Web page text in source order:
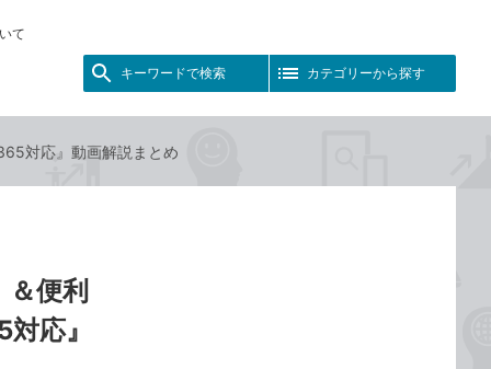
て
キーワードで検索 カテゴリーから探す
対応』動画解説まとめ
便利
応』